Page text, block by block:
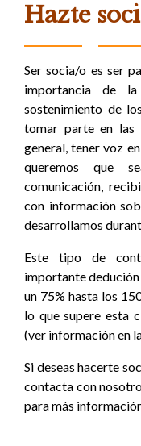
Hazte
Ser socia/o es ser
importancia de
sostenimiento de
tomar parte en las
general, tener voz
queremos que
comunicación,
con información
desarrollamos
Este tipo de
importante
un 75% hasta los
lo que supere esta
(ver información en
Si deseas hacerte
contacta con
para más